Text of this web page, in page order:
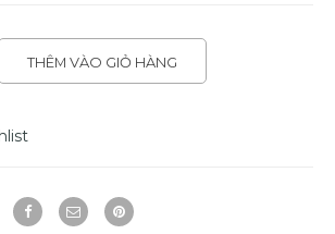
THÊM VÀO GIỎ HÀNG